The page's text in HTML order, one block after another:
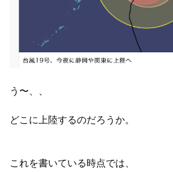
う〜、、
どこに上陸するのだろうか。
これを書いている時点では、